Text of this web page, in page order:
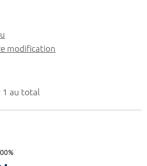
1 au total
modification